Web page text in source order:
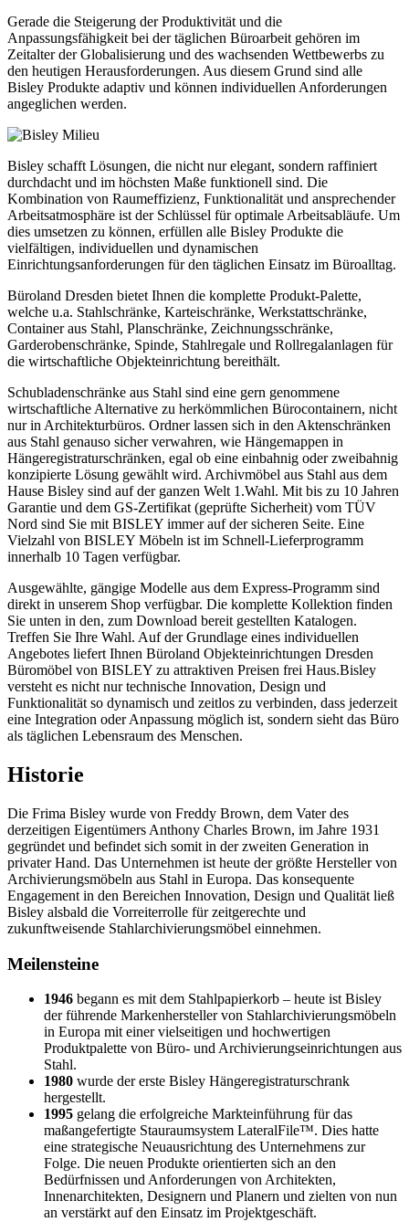
Gerade die Steigerung der Produktivität und die
Anpassungsfähigkeit bei der täglichen Büroarbeit gehören im
Zeitalter der Globalisierung und des wachsenden Wettbewerbs zu
den heutigen Herausforderungen. Aus diesem Grund sind alle
Bisley Produkte adaptiv und können individuellen Anforderungen
angeglichen werden.
Bisley schafft Lösungen, die nicht nur elegant, sondern raffiniert
durchdacht und im höchsten Maße funktionell sind. Die
Kombination von Raumeffizienz, Funktionalität und ansprechender
Arbeitsatmosphäre ist der Schlüssel für optimale Arbeitsabläufe. Um
dies umsetzen zu können, erfüllen alle Bisley Produkte die
vielfältigen, individuellen und dynamischen
Einrichtungsanforderungen für den täglichen Einsatz im Büroalltag.
Büroland Dresden bietet Ihnen die komplette Produkt-Palette,
welche u.a. Stahlschränke, Karteischränke, Werkstattschränke,
Container aus Stahl, Planschränke, Zeichnungsschränke,
Garderobenschränke, Spinde, Stahlregale und Rollregalanlagen für
die wirtschaftliche Objekteinrichtung bereithält.
Schubladenschränke aus Stahl sind eine gern genommene
wirtschaftliche Alternative zu herkömmlichen Bürocontainern, nicht
nur in Architekturbüros. Ordner lassen sich in den Aktenschränken
aus Stahl genauso sicher verwahren, wie Hängemappen in
Hängeregistraturschränken, egal ob eine einbahnig oder zweibahnig
konzipierte Lösung gewählt wird. Archivmöbel aus Stahl aus dem
Hause Bisley sind auf der ganzen Welt 1.Wahl. Mit bis zu 10 Jahren
Garantie und dem GS-Zertifikat (geprüfte Sicherheit) vom TÜV
Nord sind Sie mit BISLEY immer auf der sicheren Seite. Eine
Vielzahl von BISLEY Möbeln ist im Schnell-Lieferprogramm
innerhalb 10 Tagen verfügbar.
Ausgewählte, gängige Modelle aus dem Express-Programm sind
direkt in unserem Shop verfügbar. Die komplette Kollektion finden
Sie unten in den, zum Download bereit gestellten Katalogen.
Treffen Sie Ihre Wahl. Auf der Grundlage eines individuellen
Angebotes liefert Ihnen Büroland Objekteinrichtungen Dresden
Büromöbel von BISLEY zu attraktiven Preisen frei Haus.Bisley
versteht es nicht nur technische Innovation, Design und
Funktionalität so dynamisch und zeitlos zu verbinden, dass jederzeit
eine Integration oder Anpassung möglich ist, sondern sieht das Büro
als täglichen Lebensraum des Menschen.
Historie
Die Frima Bisley wurde von Freddy Brown, dem Vater des
derzeitigen Eigentümers Anthony Charles Brown, im Jahre 1931
gegründet und befindet sich somit in der zweiten Generation in
privater Hand. Das Unternehmen ist heute der größte Hersteller von
Archivierungsmöbeln aus Stahl in Europa. Das konsequente
Engagement in den Bereichen Innovation, Design und Qualität ließ
Bisley alsbald die Vorreiterrolle für zeitgerechte und
zukunftweisende Stahlarchivierungsmöbel einnehmen.
Meilensteine
1946 begann es mit dem Stahlpapierkorb – heute ist Bisley
der führende Markenhersteller von Stahlarchivierungsmöbeln
in Europa mit einer vielseitigen und hochwertigen
Produktpalette von Büro- und Archivierungseinrichtungen aus
Stahl.
1980 wurde der erste Bisley Hängeregistraturschrank
hergestellt.
1995 gelang die erfolgreiche Markteinführung für das
maßangefertigte Stauraumsystem LateralFile™. Dies hatte
eine strategische Neuausrichtung des Unternehmens zur
Folge. Die neuen Produkte orientierten sich an den
Bedürfnissen und Anforderungen von Architekten,
Innenarchitekten, Designern und Planern und zielten von nun
an verstärkt auf den Einsatz im Projektgeschäft.